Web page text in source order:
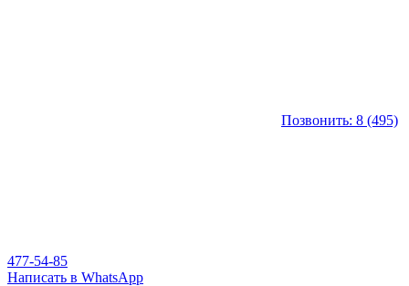
Позвонить: 8 (495)
477-54-85
Написать в WhatsApp